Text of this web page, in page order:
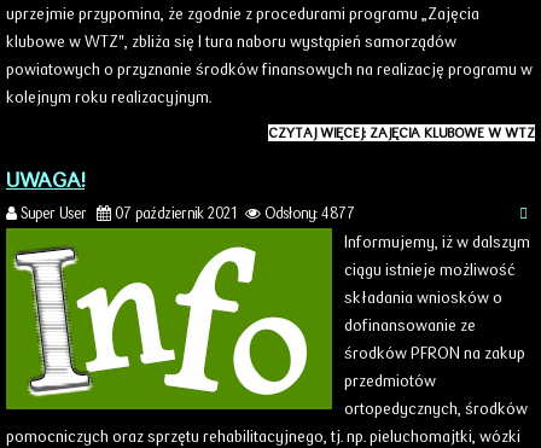
uprzejmie przypomina, że zgodnie z procedurami programu „Zajęcia
klubowe w WTZ", zbliża się I tura naboru wystąpień samorządów
powiatowych o przyznanie środków finansowych na realizację programu w
kolejnym roku realizacyjnym.
CZYTAJ WIĘCEJ: ZAJĘCIA KLUBOWE W WTZ
UWAGA!
Super User 07 październik 2021 Odsłony: 4877
Informujemy, iż w dalszym
ciągu istnieje możliwość
składania wniosków o
dofinansowanie ze
środków PFRON na zakup
przedmiotów
ortopedycznych, środków
pomocniczych oraz sprzętu rehabilitacyjnego, tj. np. pieluchomajtki, wózki